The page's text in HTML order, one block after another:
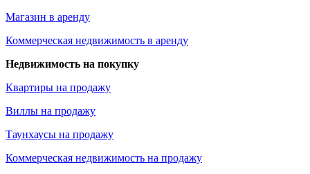
Магазин в аренду
Коммерческая недвижимость в аренду
Недвижимость на покупку
Квартиры на продажу
Виллы на продажу
Таунхаусы на продажу
Коммерческая недвижимость на продажу